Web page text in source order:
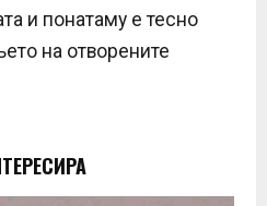
и понатаму е тесно
на отворените